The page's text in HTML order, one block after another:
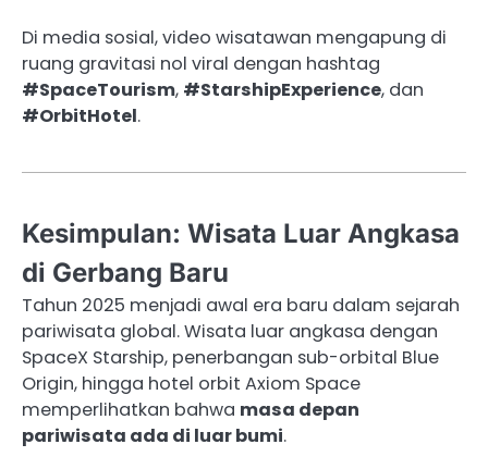
Di media sosial, video wisatawan mengapung di
ruang gravitasi nol viral dengan hashtag
#SpaceTourism, #StarshipExperience, dan
#OrbitHotel.
Kesimpulan: Wisata Luar Angkasa
di Gerbang Baru
Tahun 2025 menjadi awal era baru dalam sejarah
pariwisata global. Wisata luar angkasa dengan
SpaceX Starship, penerbangan sub-orbital Blue
Origin, hingga hotel orbit Axiom Space
memperlihatkan bahwa masa depan
pariwisata ada di luar bumi.